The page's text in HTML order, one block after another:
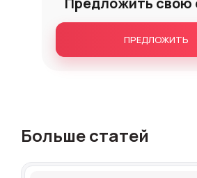
ПРЕДЛОЖИТЬ
Больше статей